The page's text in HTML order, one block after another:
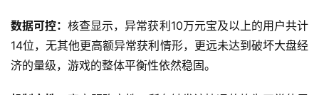
月
3
数据可控：核查显示，异常获利10万元宝及以上的用户共计
14位，无其他更高额异常获利情形，更远未达到破坏大盘经
济的量级，游戏的整体平衡性依然稳固。